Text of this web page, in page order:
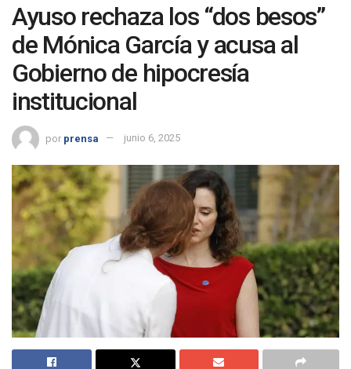
Ayuso rechaza los “dos besos”
de Mónica García y acusa al
Gobierno de hipocresía
institucional
por prensa junio 6, 2025